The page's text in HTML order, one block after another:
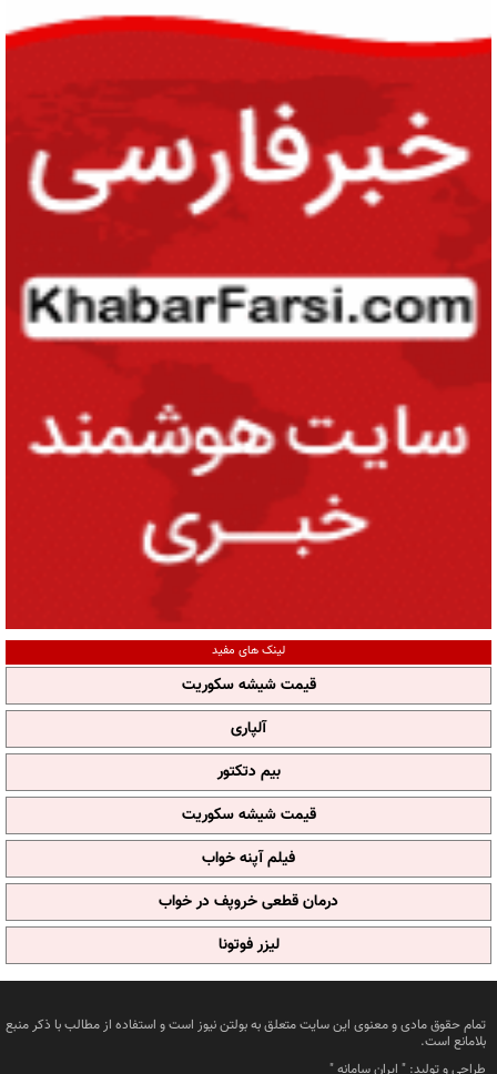
لینک های مفید
قیمت شیشه سکوریت
آلپاری
بیم دتکتور
قیمت شیشه سکوریت
فیلم آپنه خواب
درمان قطعی خروپف در خواب
لیزر فوتونا
تمام حقوق مادی و معنوی این سایت متعلق به بولتن نیوز است و استفاده از مطالب با ذکر منبع
بلامانع است.
طراحی و تولید: " ایران سامانه"